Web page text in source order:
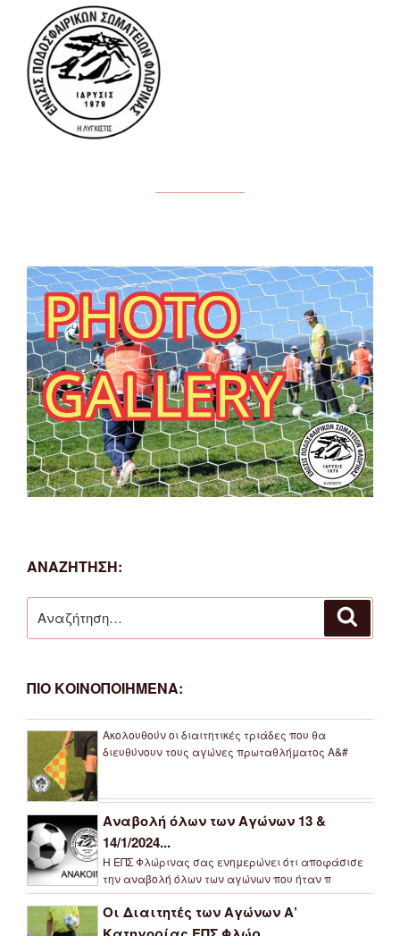
ΑΝΑΖΗΤΗΣΗ:
για:
ΠΙΟ ΚΟΙΝΟΠΟΙΗΜΕΝΑ:
Ακολουθούν οι διαιτητικές τριάδες που θα
διευθύνουν τους αγώνες πρωταθλήματος Α&#
Αναβολή όλων των Αγώνων 13 &
14/1/2024...
Η ΕΠΣ Φλώρινας σας ενημερώνει ότι αποφάσισε
την αναβολή όλων των αγώνων που ήταν π
Οι Διαιτητές των Αγώνων Α’